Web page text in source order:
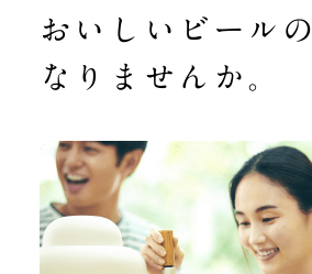
おいしいビールの
なりませんか。